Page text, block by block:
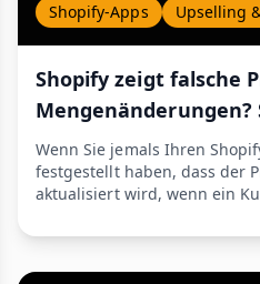
Shopify-Apps Upselling
Shopify zeigt falsche
Mengenänderungen?
Wenn Sie jemals Ihren
festgestellt haben, dass der
aktualisiert wird, wenn ein